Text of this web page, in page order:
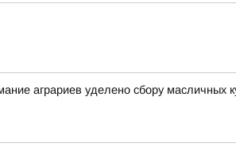
аграриев уделено сбору масличных